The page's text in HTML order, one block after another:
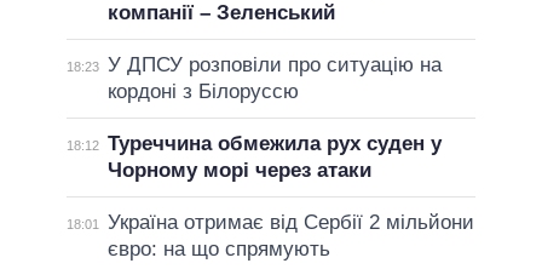
компанії – Зеленський
18:23 У ДПСУ розповіли про ситуацію на
кордоні з Білоруссю
18:12 Туреччина обмежила рух суден у
Чорному морі через атаки
18:01
Україна отримає від Сербії 2 мільйони
євро: на що спрямують